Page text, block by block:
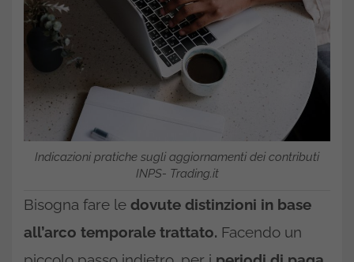
Indicazioni pratiche sugli aggiornamenti dei contributi
INPS- Trading.it
Bisogna fare le dovute distinzioni in base
all’arco temporale trattato. Facendo un